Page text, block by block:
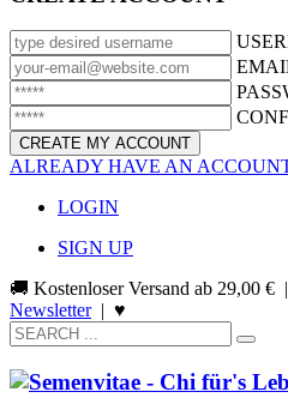
ALREADY HAVE AN
LOGIN
SIGN UP
🚚 Kostenloser Versand ab 29,00 €
Newsletter| ♥